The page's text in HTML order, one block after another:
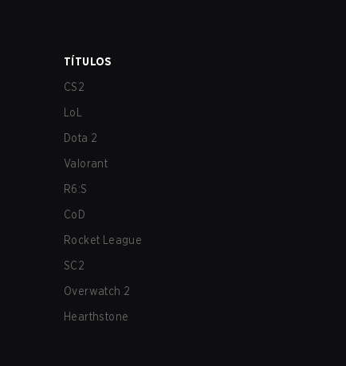
TÍTULOS
CS2
LoL
Dota 2
Valorant
R6:S
CoD
Rocket League
SC2
Overwatch 2
Hearthstone